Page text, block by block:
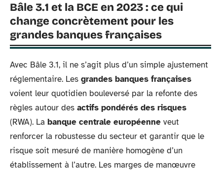
Bâle 3.1 et la BCE en 2023 : ce qui
change concrètement pour les
grandes banques françaises
Avec Bâle 3.1, il ne s’agit plus d’un simple ajustement
réglementaire. Les grandes banques françaises
voient leur quotidien bouleversé par la refonte des
règles autour des actifs pondérés des risques
(RWA). La banque centrale européenne veut
renforcer la robustesse du secteur et garantir que le
risque soit mesuré de manière homogène d’un
établissement à l’autre. Les marges de manœuvre